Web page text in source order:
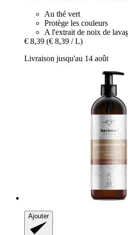
Au thé vert
Protège les couleurs
A l'extrait de noix de
€ 8,39 (€ 8,39 / L)
Livraison jusqu'au 14 août
Ajouter